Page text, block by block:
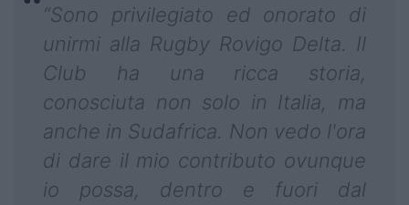
“Sono privilegiato ed onorato di
unirmi alla Rugby Rovigo Delta. Il
Club ha una ricca storia,
conosciuta non solo in Italia, ma
anche in Sudafrica. Non vedo l'ora
di dare il mio contributo ovunque
io possa, dentro e fuori dal